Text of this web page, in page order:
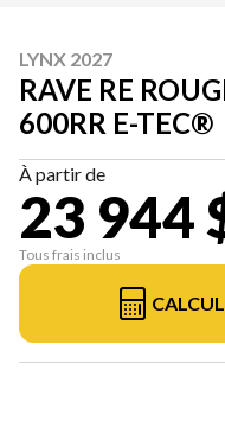
LYNX 2027
RAVE RE
600RR E-TEC®
À partir de
23 944
Tous frais inclus